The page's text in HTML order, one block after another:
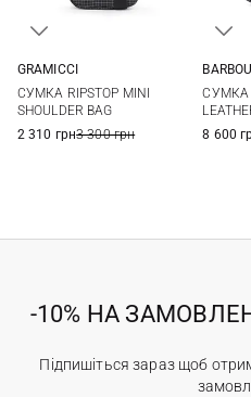
GRAMICCI
СУМКА RIPSTOP MINI
SHOULDER BAG
2 310 грн3 300 грн
СУМКА
8 600
-10% НА
Підпишіться зараз щоб